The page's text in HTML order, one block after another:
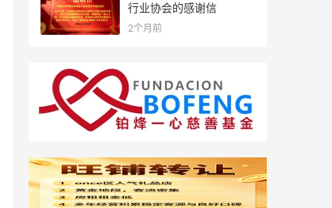
行业协会的感谢信
2个月前